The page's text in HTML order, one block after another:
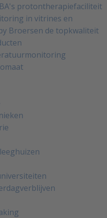
protontherapiefaciliteit
in vitrines en
Broersen de topkwaliteit